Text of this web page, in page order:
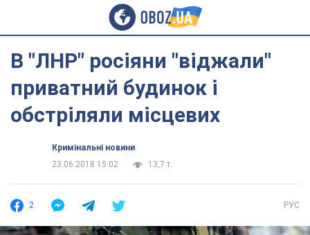
В "ЛНР" росіяни "віджали"
приватний будинок і
обстріляли місцевих
Кримінальні новини
23.06.2018 15:02
13,7 т.
2 РУС